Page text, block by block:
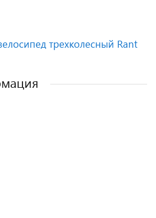
трехколесный Rant